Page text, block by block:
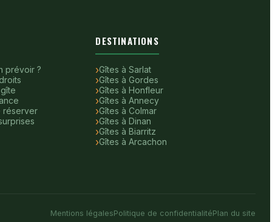
prévoir ?
réserver
DESTINATIONS
Gîtes à Sarlat
Gîtes à Gordes
Gîtes à Honfleur
Gîtes à Annecy
Gîtes à Colmar
Gîtes à Dinan
Gîtes à Biarritz
Gîtes à Arcachon
Mentions légalesPolitique de confidentialitéPlan du site